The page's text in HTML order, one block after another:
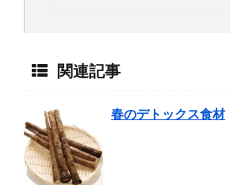
関連記事
春のデトックス食材